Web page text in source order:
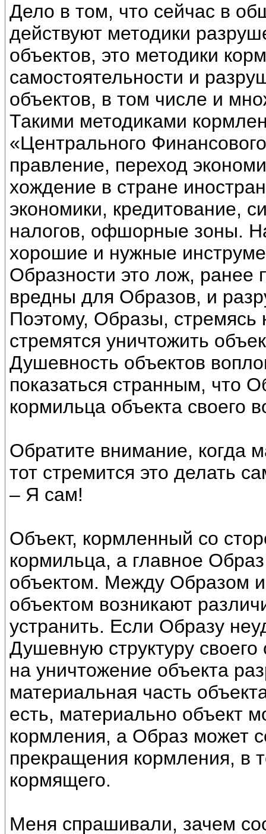
Дело в том, что сейчас в
действуют методики
объектов, это методики
самостоятельности и
объектов, в том числе и
Такими методиками
«Центрального
правление, переход
хождение в стране
экономики, кредитование,
налогов, офшорные зоны.
хорошие и нужные
Образности это лож,
вредны для Образов, и
Поэтому, Образы, стремясь
стремятся уничтожить
Душевность объектов
показаться странным, что
кормильца объекта своего
Обратите внимание, когда
тот стремится это делать
– Я сам!
Объект, кормленный со
кормильца, а главное
объектом. Между Образом
объектом возникают
устранить. Если Образу
Душевную структуру
на уничтожение объекта
материальная часть
есть, материально объект
кормления, а Образ может
прекращения кормления, в
кормящего.
Меня спрашивали, зачем